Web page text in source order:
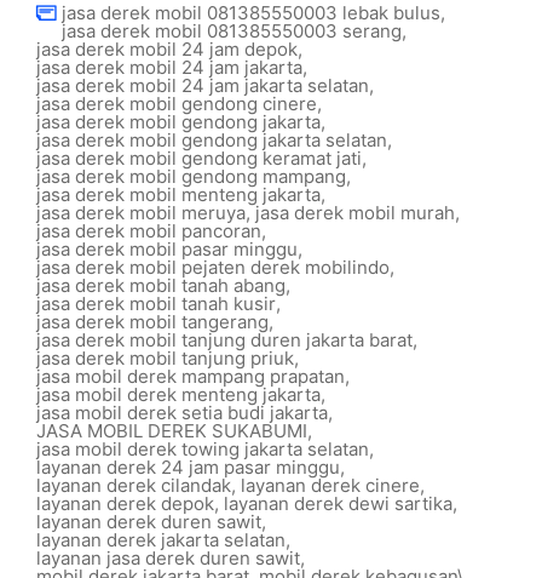
jasa derek mobil 081385550003 lebak bulus,
jasa derek mobil 081385550003 serang,
jasa derek mobil 24 jam depok,
jasa derek mobil 24 jam jakarta,
jasa derek mobil 24 jam jakarta selatan,
jasa derek mobil gendong cinere,
jasa derek mobil gendong jakarta,
jasa derek mobil gendong jakarta selatan,
jasa derek mobil gendong keramat jati,
jasa derek mobil gendong mampang,
jasa derek mobil menteng jakarta,
jasa derek mobil meruya,jasa derek mobil murah,
jasa derek mobil pancoran,
jasa derek mobil pasar minggu,
jasa derek mobil pejaten derek mobilindo,
jasa derek mobil tanah abang,
jasa derek mobil tanah kusir,
jasa derek mobil tangerang,
jasa derek mobil tanjung duren jakarta barat,
jasa derek mobil tanjung priuk,
jasa mobil derek mampang prapatan,
jasa mobil derek menteng jakarta,
jasa mobil derek setia budi jakarta,
JASA MOBIL DEREK SUKABUMI,
jasa mobil derek towing jakarta selatan,
layanan derek 24 jam pasar minggu,
layanan derek cilandak, layanan derek cinere,
layanan derek depok, layanan derek dewi sartika,
layanan derek duren sawit,
layanan derek jakarta selatan,
layanan jasa derek duren sawit,